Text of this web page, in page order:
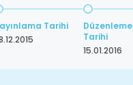
Tarihi
Düzenleme
Tarihi
15.01.2016